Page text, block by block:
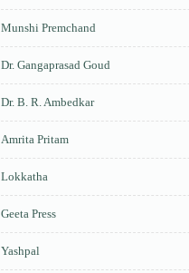
Munshi Premchand
Dr. Gangaprasad Goud
Dr. B. R. Ambedkar
Amrita Pritam
Lokkatha
Geeta Press
Yashpal